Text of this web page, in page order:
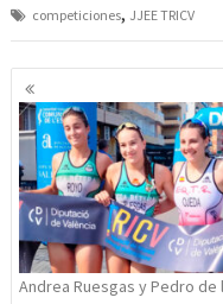
competiciones, JJEE TRICV
Navegación
de
entradas
Andrea Ruesgas y Pedro de